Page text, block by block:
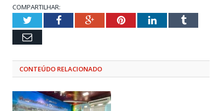
COMPARTILHAR:
TwitterFacebookGoogle+PinterestLinkedInTumblr
Email
CONTEÚDO RELACIONADO